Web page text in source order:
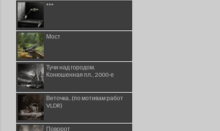
***
Мост
Тучи над городом.
Конюшенная пл., 2000-е
Веточка..(по мотивам работ
VLDR)
Поворот